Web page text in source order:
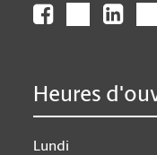
Heures
Lundi